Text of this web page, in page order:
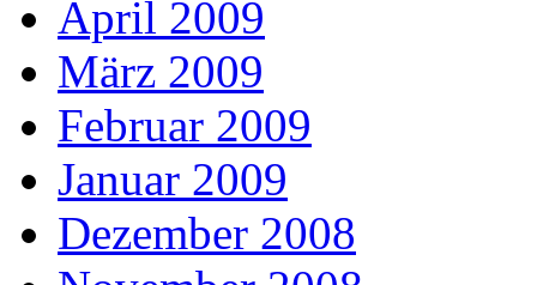
April 2009
März 2009
Februar 2009
Januar 2009
Dezember 2008